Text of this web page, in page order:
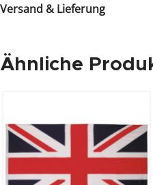
Versand & Lieferung
Ähnliche